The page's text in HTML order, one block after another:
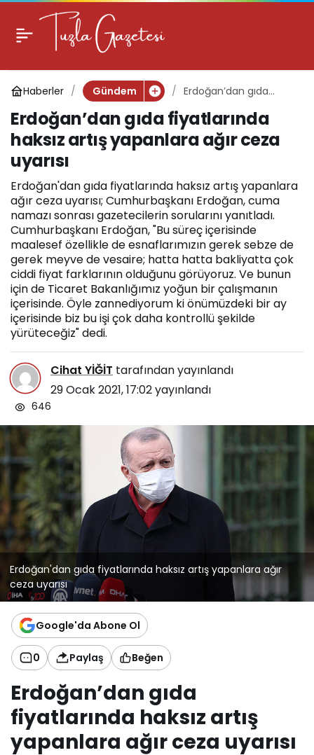
Haberler Gündem
Erdoğan’dan gıda
yapanlara ağır ceza
uyarısı
Erdoğan’dan gıda fiyatlarında
haksız artış yapanlara ağır ceza
uyarısı
Erdoğan'dan gıda fiyatlarında haksız artış yapanlara
ağır ceza uyarısı; Cumhurbaşkanı Erdoğan, cuma
namazı sonrası gazetecilerin sorularını yanıtladı.
Cumhurbaşkanı Erdoğan, "Bu süreç içerisinde
maalesef özellikle de esnaflarımızın gerek sebze de
gerek meyve de vesaire; hatta hatta bakliyatta çok
ciddi fiyat farklarının olduğunu görüyoruz. Ve bunun
için de Ticaret Bakanlığımız yoğun bir çalışmanın
içerisinde. Öyle zannediyorum ki önümüzdeki bir ay
içerisinde biz bu işi çok daha kontrollü şekilde
yürüteceğiz" dedi.
Cihat YİĞİT tarafından yayınlandı
29 Ocak 2021, 17:02yayınlandı
646
Erdoğan'dan gıda fiyatlarında haksız artış yapanlara ağır
ceza uyarısı
Google'da Abone Ol
0 Paylaş Beğen
Erdoğan’dan gıda
fiyatlarında haksız artış
yapanlara ağır ceza uyarısı
Erdoğan’dan gıda
fiyatlarında haksız
artış yapanlara ağır
ceza uyarısı